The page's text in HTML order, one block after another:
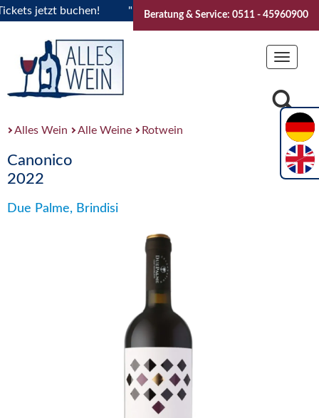
jetzt buchen! "Das Sommerfest 2026" Vive la
Beratung & Service: 0511 - 45960900
Toggle
Alles Wein Alle Weine Rotwein
Canonico
2022
Due Palme, Brindisi